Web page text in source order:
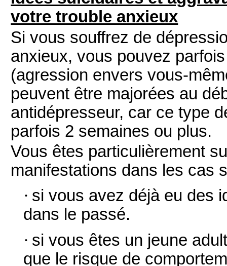
votre trouble anxieux
Si vous souffrez de
anxieux, vous pouvez
(agression envers vous-
peuvent être majorées au
antidépresseur, car ce type
parfois 2 semaines ou plus.
Vous êtes particulièrement
manifestations dans les cas
· si vous avez déjà eu des
dans le passé.
· si vous êtes un jeune
que le risque de